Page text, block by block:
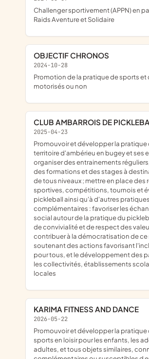
challenger sportivement (APPN) en participant à des
Raids Aventure et Solidaire
OBJECTIF CHRONOS
2024-10-28
promotion de la pratique de sports et de loisirs
motorisés ou non
CLUB AMBARROIS DE
2025-04-23
promouvoir et développer la pratique du pickleball sur le
territoire d'ambérieu en bugey et ses
organiser des entrainements
des formations et des stages à
de tous niveaux ; mettre en place des
sportives, compétitions, tournois et
pickleball ainsi qu'à d'autres
complémentaires : favoriser les
social autour de la pratique du
de convivialité et de respect des
contribuer à la démocratisation de ce
soutenant des actions favorisant
pour tous, et le développement des
les collectivités, établissements
locales
KARIMA FITNESS AND DANCE
2026-05-22
promouvoir et développer la pratique d un ou plusieurs
sports en loisir pour les enfants, les
adultes, et tous objets similaires,